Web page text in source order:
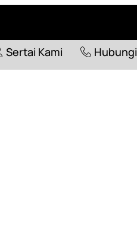
Sertai Kami Hubungi
Blog Sertai Kami